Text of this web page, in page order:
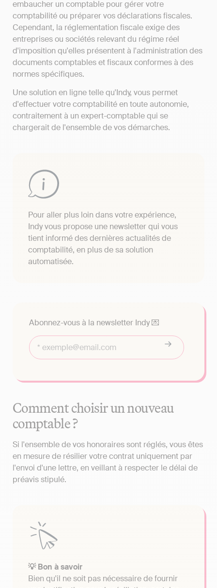
embaucher un comptable pour gérer votre
comptabilité ou préparer vos déclarations fiscales.
Cependant, la réglementation fiscale exige des
entreprises ou sociétés relevant du régime réel
d'imposition qu'elles présentent à l'administration des
documents comptables et fiscaux conformes à des
normes spécifiques.
Une solution en ligne telle qu'Indy, vous permet
d'effectuer votre comptabilité en toute autonomie,
contraitement à un expert-comptable qui se
chargerait de l'ensemble de vos démarches.
Pour aller plus loin dans votre expérience,
Indy vous propose une newsletter qui vous
tient informé des dernières actualités de
comptabilité, en plus de sa solution
automatisée.
Abonnez-vous à la newsletter Indy 💌
Comment choisir un nouveau
comptable ?
Si l'ensemble de vos honoraires sont réglés, vous êtes
en mesure de résilier votre contrat uniquement par
l'envoi d'une lettre, en veillant à respecter le délai de
préavis stipulé.
💡 Bon à savoir
Bien qu'il ne soit pas nécessaire de fournir